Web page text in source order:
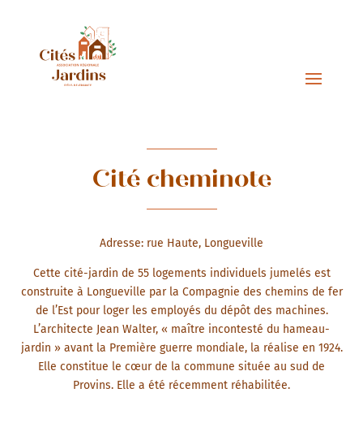
Cité cheminote
Adresse: rue Haute, Longueville
Cette cité-jardin de 55 logements individuels jumelés est
construite à Longueville par la Compagnie des chemins de fer
de l’Est pour loger les employés du dépôt des machines.
L’architecte Jean Walter, « maître incontesté du hameau-
jardin » avant la Première guerre mondiale, la réalise en 1924.
Elle constitue le cœur de la commune située au sud de
Provins. Elle a été récemment réhabilitée.